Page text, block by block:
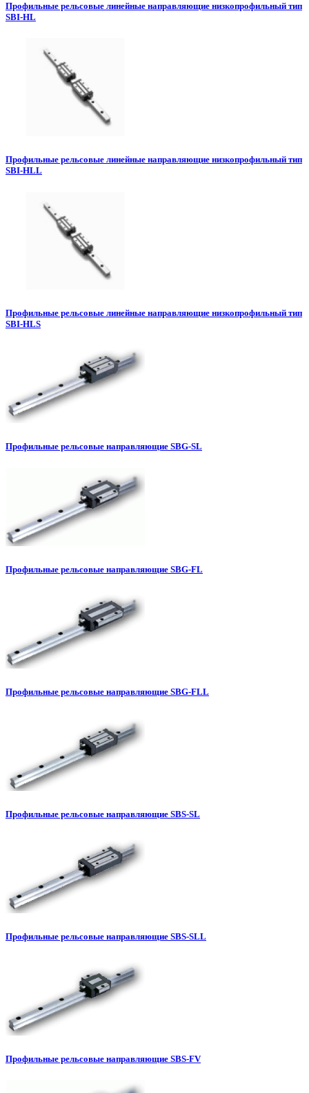
Профильные рельсовые линейные направляющие низкопрофильный тип
SBI-HL
Профильные рельсовые линейные направляющие низкопрофильный тип
SBI-HLL
Профильные рельсовые линейные направляющие низкопрофильный тип
SBI-HLS
Профильные рельсовые направляющие SBG-SL
Профильные рельсовые направляющие SBG-FL
Профильные рельсовые направляющие SBG-FLL
Профильные рельсовые направляющие SBS-SL
Профильные рельсовые направляющие SBS-SLL
Профильные рельсовые направляющие SBS-FV